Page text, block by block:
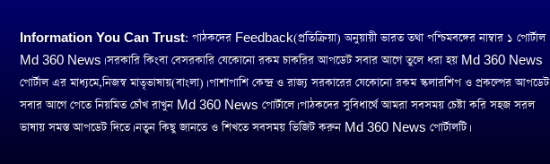
Information You Can Trust: পাঠকদের Feedback(প্রতিক্রিয়া) অনুয়ায়ী ভারত তথা পশ্চিমবঙ্গের নাম্বার ১ পোর্টাল
Md 360 News। সরকারি কিংবা বেসরকারি যেকোনো রকম চাকরির আপডেট সবার আগে তুলে ধরা হয় Md 360 News
পোর্টাল এর মাধ্যমে,নিজস্ব মাতৃভাষায়(বাংলা)। পাশাপাশি কেন্দ্র ও রাজ্য সরকারের যেকোনো রকম স্কলারশিপ ও প্রকল্পের আপডেট
সবার আগে পেতে নিয়মিত চোঁখ রাখুন Md 360 News পোর্টালে। পাঠকদের সুবিধার্থে আমরা সবসময় চেষ্টা করি সহজ সরল
ভাষায় সমস্ত আপডেট দিতে। নতুন কিছু জানতে ও শিখতে সবসময় ভিজিট করুন Md 360 News পোর্টালটি।